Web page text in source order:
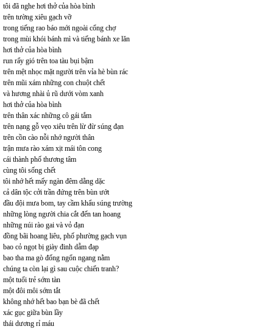
tôi đã nghe hơi thở của hòa bình
trên tường xiêu gạch vỡ
trong tiếng rao báo mới ngoài cổng chợ
trong mùi khói bánh mì và tiếng bánh xe lăn
hơi thở của hòa bình
run rẩy gió trên toa tàu bụi bậm
trên mệt nhọc mặt người trên vỉa hè bùn rác
trên mũi xám những con chuột chết
và hương nhài ủ rũ dưới vòm xanh
hơi thở của hòa bình
trên thân xác những cô gái tắm
trên nạng gỗ vẹo xiêu trên lừ đừ súng đạn
trên cồn cào nỗi nhớ người thân
trận mưa rào xám xịt mái tôn cong
cái thành phố thương tâm
cùng tôi sống chết
tôi nhớ hết mấy ngàn đêm dằng dặc
cả dân tộc cởi trần đứng trên bùn ướt
đầu đội mưa bom, tay cầm khẩu súng trường
những lòng người chia cắt đến tan hoang
những núi rào gai và vỏ đạn
đồng bãi hoang liêu, phố phường gạch vụn
bao cỏ ngọt bị giày đinh dẫm đạp
bao tha ma gò đống ngổn ngang nằm
chúng ta còn lại gì sau cuộc chiến tranh?
một tuổi trẻ sớm tàn
một đôi môi sớm tắt
không nhớ hết bao bạn bè đã chết
xác gục giữa bùn lầy
thái dương rỉ máu